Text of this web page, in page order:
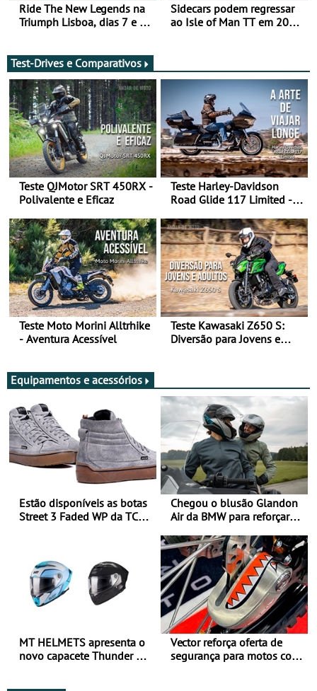
Ride The New Legends na
Triumph Lisboa, dias 7 e 8
Sidecars podem regressar
ao Isle of Man TT em 2027
Test-Drives e Comparativos
Teste QJMotor SRT 450RX -
Polivalente e Eficaz
Teste Harley-Davidson
Road Glide 117 Limited - A
Teste Moto Morini Alltrhike
- Aventura Acessível
Teste Kawasaki Z650 S:
Diversão para Jovens e
Equipamentos e acessórios
Estão disponíveis as botas
Street 3 Faded WP da TCX
Chegou o blusão Glandon
Air da BMW para reforçar
verão
MT HELMETS apresenta o
novo capacete Thunder 4 R
Vector reforça oferta de
segurança para motos com